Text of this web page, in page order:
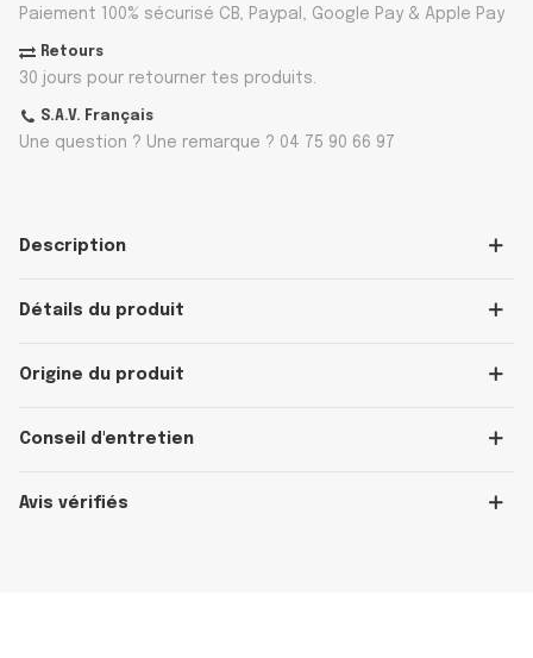
Paiement 100% sécurisé CB, Paypal, Google Pay & Apple Pay
Retours
30 jours pour retourner tes produits.
S.A.V. Français
Une question ? Une remarque ? 04 75 90 66 97
Description
Détails du produit
Origine du produit
Conseil d'entretien
Avis vérifiés